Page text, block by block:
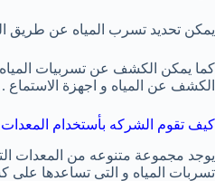
يمكن تحديد تسرب المياه عن طريق
كما يمكن الكشف عن تسربيات
الكشف عن المياه و اجهزة الاستماع .
كيف تقوم الشركه بأستخدام
يوجد مجموعة متنوعه من المعدات
تسربات المياه و التى تساعدها